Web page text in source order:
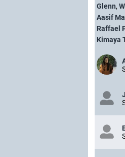
Glenn,
Aasif
Raffael
Kimaya